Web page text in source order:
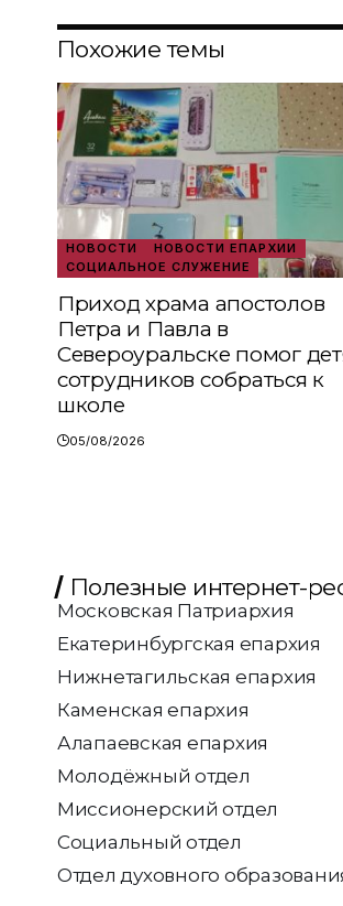
Похожие темы
НОВОСТИ
НОВОСТИ ЕПАРХИИ
СОЦИАЛЬНОЕ СЛУЖЕНИЕ
Приход храма апостолов
Петра и Павла в
Североуральске помог
сотрудников собраться к
школе
05/08/2026
Полезные интернет-
Московская Патриархия
Екатеринбургская епархия
Нижнетагильская епархия
Каменская епархия
Алапаевская епархия
Молодёжный отдел
Миссионерский отдел
Социальный отдел
Отдел духовного